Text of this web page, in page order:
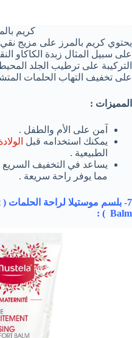
كريم
يحتوي كريم بالمرز على مزيج
على سبيل المثال زبدة الكاكاو
التركيبة على ترطيب الجلد
على تخفيف التهاب الحلمات
المميزات :
آمن على الأم والطفل .
يمكنك استخدامه قبل
الطبيعية .
يساعد في التخفيف
مما يوفر راحة سريعة .
7- بلسم موستيلا لراحة الحلمات (
Balm
) :